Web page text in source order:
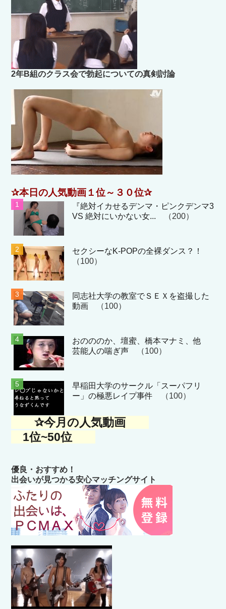
2年B組のクラス会で勃起についての真剣討論
✰本日の人気動画１位～３０位✰
『絶対イカせるデンマ・ピンクデンマ3
VS 絶対にいかない女... （200）
セクシーなK-POPの全裸ダンス？！
（100）
同志社大学の教室でＳＥＸを盗撮した
動画 （100）
おのののか、壇蜜、橋本マナミ、他
芸能人の喘ぎ声 （100）
早稲田大学のサークル「スーパフリ
ー」の極悪レイプ事件 （100）
✰今月の人気動画
1位~50位
優良・おすすめ！
出会いが見つかる安心マッチングサイト